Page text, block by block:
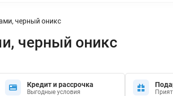
черный оникс
черный оникс
Кредит и рассрочка
Выгодные условия